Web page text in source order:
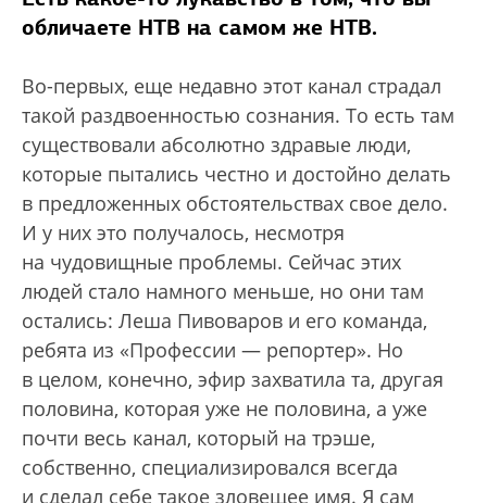
обличаете НТВ на самом же НТВ.
Во-первых, еще недавно этот канал страдал
такой раздвоенностью сознания. То есть там
существовали абсолютно здравые люди,
которые пытались честно и достойно делать
в предложенных обстоятельствах свое дело.
И у них это получалось, несмотря
на чудовищные проблемы. Сейчас этих
людей стало намного меньше, но они там
остались: Леша Пивоваров и его команда,
ребята из «Профессии — репортер». Но
в целом, конечно, эфир захватила та, другая
половина, которая уже не половина, а уже
почти весь канал, который на трэше,
собственно, специализировался всегда
и сделал себе такое зловещее имя. Я сам